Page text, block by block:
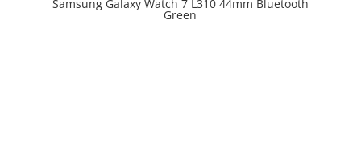
Prix en baisse
Samsung Galaxy Watch 7 L310 44mm Bluetooth
Green